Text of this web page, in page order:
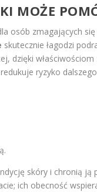
MOŻE
osób zmagających
skutecznie łagodzi
dzięki właściwościom
ryzyko
skóry i chronią ją
ich obecność